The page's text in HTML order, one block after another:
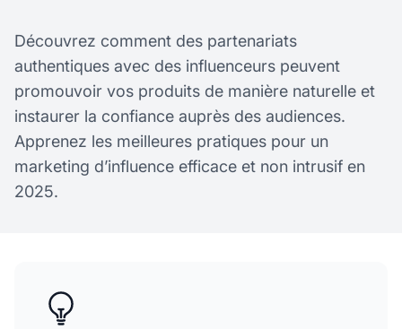
Découvrez comment des partenariats
authentiques avec des influenceurs peuvent
promouvoir vos produits de manière naturelle et
instaurer la confiance auprès des audiences.
Apprenez les meilleures pratiques pour un
marketing d’influence efficace et non intrusif en
2025.